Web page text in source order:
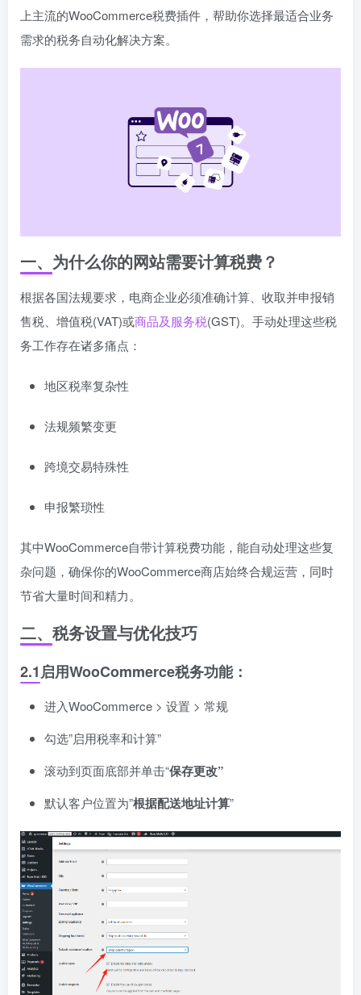
上主流的WooCommerce税费插件，帮助你选择最适合业务
需求的税务自动化解决方案。
一、为什么你的网站需要计算税费？
根据各国法规要求，电商企业必须准确计算、收取并申报销
售税、增值税(VAT)或商品及服务税(GST)。手动处理这些税
务工作存在诸多痛点：
地区税率复杂性
法规频繁变更
跨境交易特殊性
申报繁琐性
其中WooCommerce自带计算税费功能，能自动处理这些复
杂问题，确保你的WooCommerce商店始终合规运营，同时
节省大量时间和精力。
二、税务设置与优化技巧
2.1启用WooCommerce税务功能：
进入WooCommerce > 设置 > 常规
勾选”启用税率和计算”
滚动到页面底部并单击“保存更改”
默认客户位置为”根据配送地址计算”